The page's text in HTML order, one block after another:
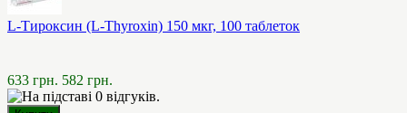
L-Тироксин (L-Thyroxin) 150 мкг, 100 таблеток
633 грн. 582 грн.